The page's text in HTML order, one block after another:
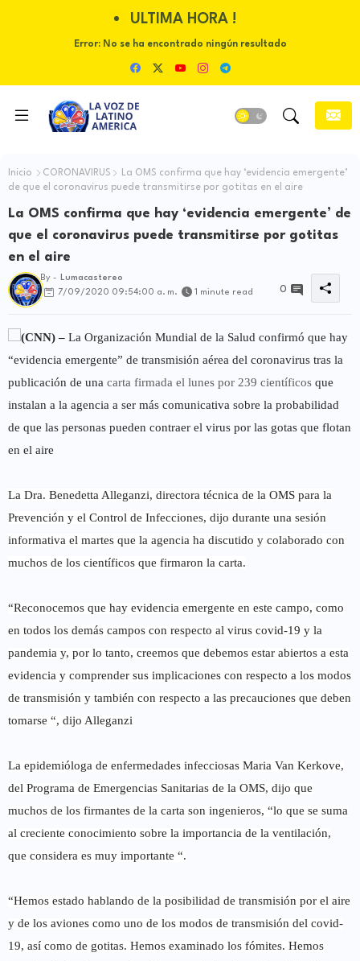
ULTIMA HORA !
Error:No se ha encontrado ningún resultado
Inicio CORONAVIRUS
La OMS confirma que hay ‘evidencia emergente’
de que el coronavirus puede transmitirse por gotitas en el aire
La OMS confirma que hay ‘evidencia emergente’ de
que el coronavirus puede transmitirse por gotitas
en el aire
By -
Lumacastereo
7/09/2020 09:54:00 a. m.
1 minute read 0
(CNN) – La Organización Mundial de la Salud confirmó que hay
“evidencia emergente” de transmisión aérea del coronavirus tras la
publicación de una carta firmada el lunes por 239 científicos que
instalan a la agencia a ser más comunicativa sobre la probabilidad
de que las personas pueden contraer el virus por las gotas que flotan
en el aire
La Dra. Benedetta Alleganzi, directora técnica de la OMS para la
Prevención y el Control de Infecciones, dijo durante una sesión
informativa el martes que la agencia ha discutido y colaborado con
muchos de los científicos que firmaron la carta.
“Reconocemos que hay evidencia emergente en este campo, como
en todos los demás campos con respecto al virus covid-19 y la
pandemia y, por lo tanto, creemos que debemos estar abiertos a esta
evidencia y comprender sus implicaciones con respecto a los modos
de transmisión y también con respecto a las precauciones que deben
tomarse “, dijo Alleganzi
La epidemióloga de enfermedades infecciosas Maria Van Kerkove,
del Programa de Emergencias Sanitarias de la OMS, dijo que
muchos de los firmantes de la carta son ingenieros, “lo que se suma
al creciente conocimiento sobre la importancia de la ventilación,
que considera es muy importante “.
“Hemos estado hablando de la posibilidad de transmisión por el aire
y de los aviones como uno de los modos de transmisión del covid-
19, así como de gotitas. Hemos examinado los fómites. Hemos